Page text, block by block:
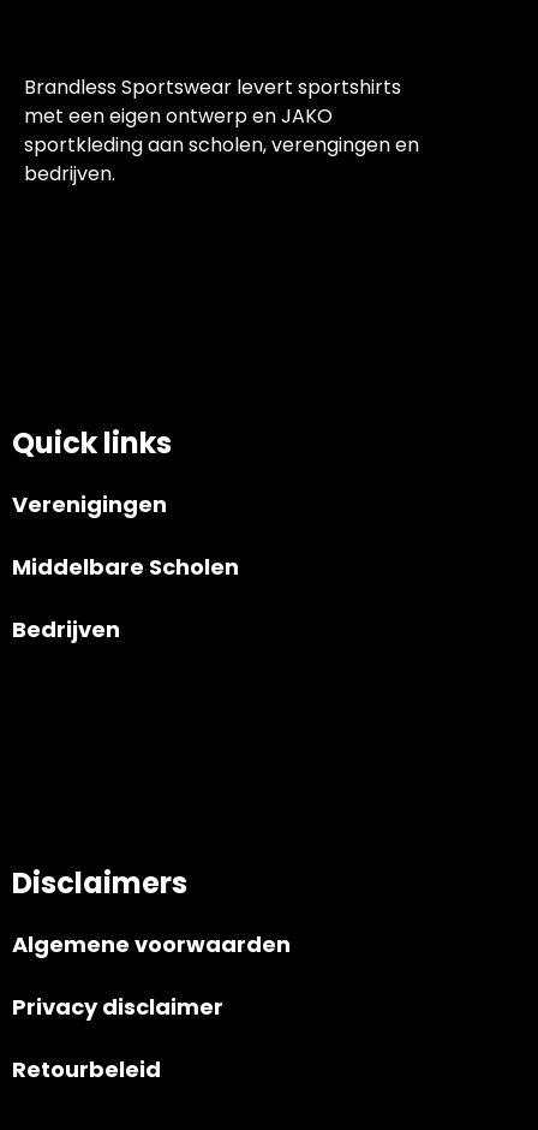
Brandless Sportswear levert sportshirts
met een eigen ontwerp en JAKO
sportkleding aan scholen, verengingen en
bedrijven.
Quick links
Verenigingen
Middelbare Scholen
Bedrijven
Disclaimers
Algemene voorwaarden
Privacy disclaimer
Retourbeleid